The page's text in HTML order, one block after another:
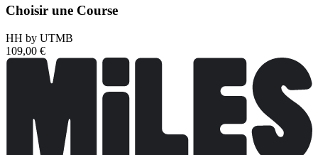
Choisir une Course
HH by UTMB
109,00 €